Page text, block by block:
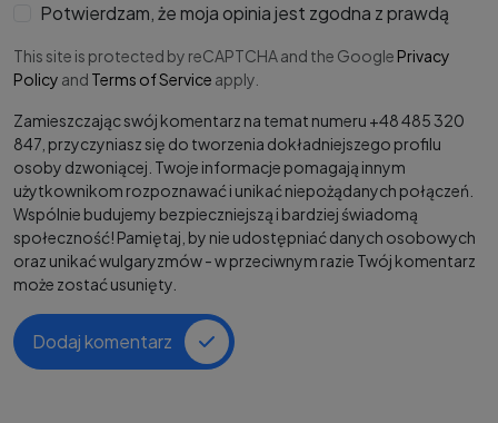
Potwierdzam, że moja opinia jest zgodna z prawdą
This site is protected by reCAPTCHA and the Google Privacy
Policy and Terms of Service apply.
Zamieszczając swój komentarz na temat numeru +48 485 320
847, przyczyniasz się do tworzenia dokładniejszego profilu
osoby dzwoniącej. Twoje informacje pomagają innym
użytkownikom rozpoznawać i unikać niepożądanych połączeń.
Wspólnie budujemy bezpieczniejszą i bardziej świadomą
społeczność! Pamiętaj, by nie udostępniać danych osobowych
oraz unikać wulgaryzmów - w przeciwnym razie Twój komentarz
może zostać usunięty.
Dodaj komentarz